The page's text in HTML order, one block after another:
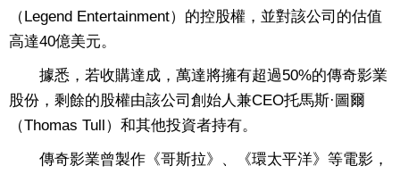
（Legend Entertainment）的控股權，並對該公司的估值
高達40億美元。
據悉，若收購達成，萬達將擁有超過50%的傳奇影業
股份，剩餘的股權由該公司創始人兼CEO托馬斯·圖爾
（Thomas Tull）和其他投資者持有。
傳奇影業曾製作《哥斯拉》、《環太平洋》等電影，